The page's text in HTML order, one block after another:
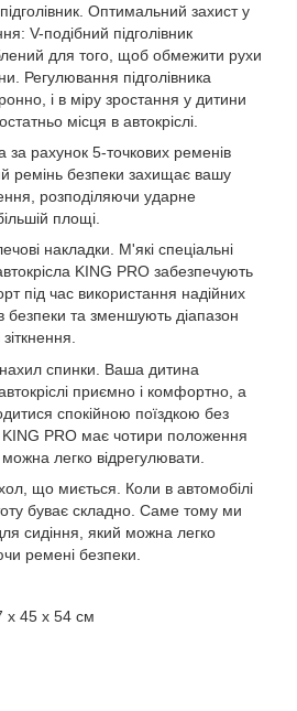
Оптимальний захист у
V-подібний підголівник
для того, щоб обмежити рухи
Регулювання підголівника
і в міру зростання у дитини
місця в автокріслі.
за рахунок 5-точкових ременів
ремінь безпеки захищає вашу
розподіляючи ударне
площі.
накладки. М'які спеціальні
KING PRO забезпечують
під час використання надійних
безпеки та зменшують діапазон
спинки. Ваша дитина
приємно і комфортно, а
спокійною поїздкою без
KING PRO має чотири положення
легко відрегулювати.
що миється. Коли в автомобілі
буває складно. Саме тому ми
сидіння, який можна легко
ремені безпеки.
x 45 x 54 см